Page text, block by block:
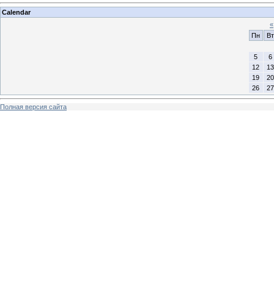
Calendar
«
Пн
Вт
5
6
12
13
19
20
26
27
Полная версия сайта